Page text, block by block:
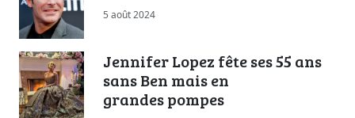
5 août 2024
Jennifer Lopez fête ses 55 ans
sans Ben mais en
grandes pompes